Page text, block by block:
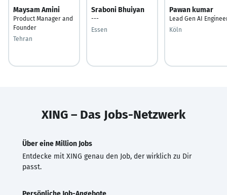
Maysam Amini
Product Manager and
Founder
Tehran
Sraboni Bhuiyan
---
Essen
Pawan kumar
Lead Gen AI
Köln
XING – Das Jobs-Netzwerk
Über eine Million Jobs
Entdecke mit XING genau den Job, der wirklich zu Dir
passt.